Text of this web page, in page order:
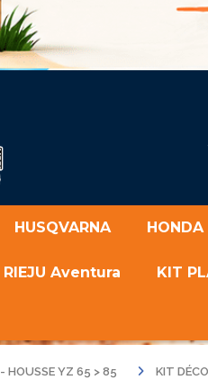
HUSQVARNA HONDA
RIEJU Aventura KIT
HOUSSE YZ 65 > 85 KIT